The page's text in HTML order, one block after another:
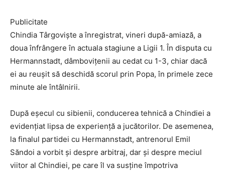
Publicitate
Chindia Târgoviște a înregistrat, vineri după-amiază, a
doua înfrângere în actuala stagiune a Ligii 1. În disputa cu
Hermannstadt, dâmbovițenii au cedat cu 1-3, chiar dacă
ei au reușit să deschidă scorul prin Popa, în primele zece
minute ale întâlnirii.
După eșecul cu sibienii, conducerea tehnică a Chindiei a
evidențiat lipsa de experiență a jucătorilor. De asemenea,
la finalul partidei cu Hermannstadt, antrenorul Emil
Săndoi a vorbit și despre arbitraj, dar și despre meciul
viitor al Chindiei, pe care îl va susține împotriva